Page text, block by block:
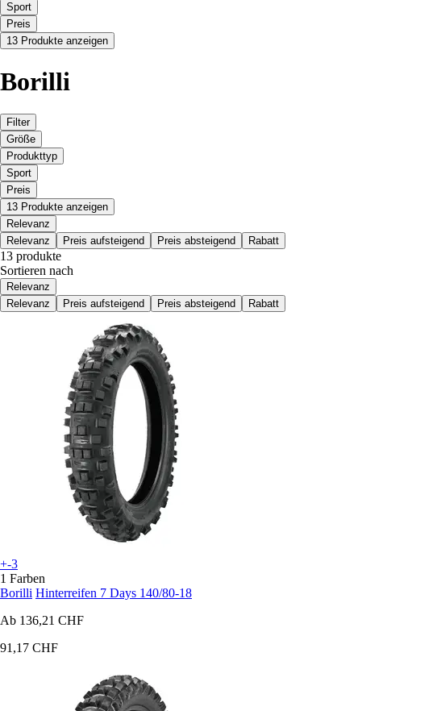
Sport
Preis
13 Produkte anzeigen
Borilli
Filter
Größe
Produkttyp
Sport
Preis
13 Produkte anzeigen
Relevanz
Relevanz
Preis aufsteigend Preis absteigend Rabatt
13 produkte
Sortieren nach
Relevanz
Relevanz
Preis aufsteigend Preis absteigend Rabatt
+-3
1 Farben
Borilli Hinterreifen 7 Days 140/80-18
Ab 136,21 CHF
91,17 CHF